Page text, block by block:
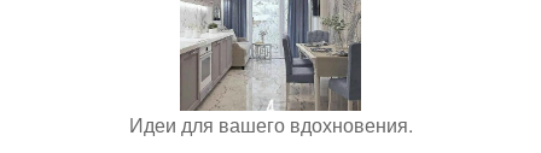
Идеи для вашего вдохновения.